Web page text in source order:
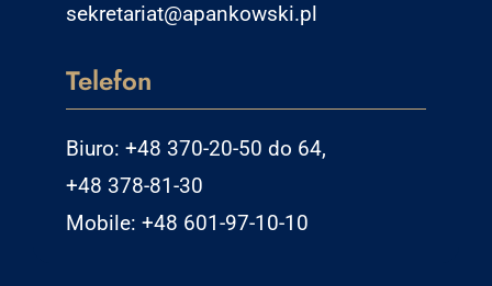
sekretariat@apankowski.pl
Telefon
Biuro: +48 370-20-50 do 64,
+48 378-81-30
Mobile: +48 601-97-10-10